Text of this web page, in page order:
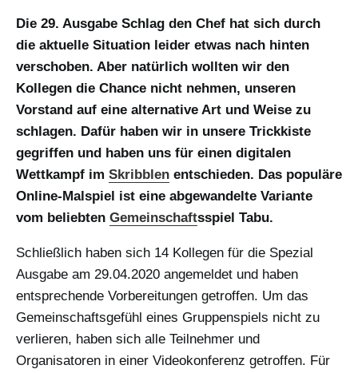
Die 29. Ausgabe Schlag den Chef hat sich durch
die aktuelle Situation leider etwas nach hinten
verschoben. Aber natürlich wollten wir den
Kollegen die Chance nicht nehmen, unseren
Vorstand auf eine alternative Art und Weise zu
schlagen. Dafür haben wir in unsere Trickkiste
gegriffen und haben uns für einen digitalen
Wettkampf im Skribblen entschieden. Das populäre
Online-Malspiel ist eine abgewandelte Variante
vom beliebten Gemeinschaftsspiel Tabu.
Schließlich haben sich 14 Kollegen für die Spezial
Ausgabe am 29.04.2020 angemeldet und haben
entsprechende Vorbereitungen getroffen. Um das
Gemeinschaftsgefühl eines Gruppenspiels nicht zu
verlieren, haben sich alle Teilnehmer und
Organisatoren in einer Videokonferenz getroffen. Für